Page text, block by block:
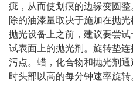
疵，从而使划痕的边缘变圆
除的油漆量取决于施加在抛
抛光设备上之前，建议要尝
试表面上的抛光剂。旋转垫
污点。蜡，化合物和抛光剂
时头部以高的每分钟速率旋转